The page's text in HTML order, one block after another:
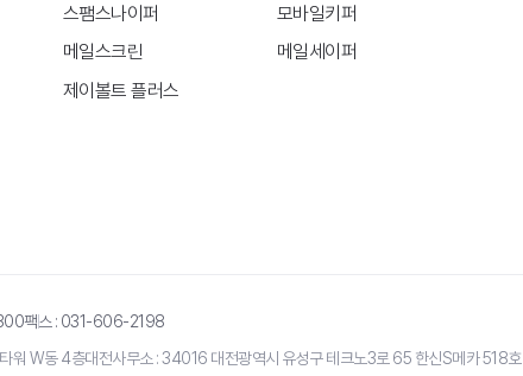
스팸스나이퍼
메일스크린
제이볼트 플러스
모바일키퍼
메일세이퍼
팩스 : 031-606-2198
워 W동 4층대전사무소 : 34016 대전광역시 유성구 테크노3로 65 한신S메카 518호